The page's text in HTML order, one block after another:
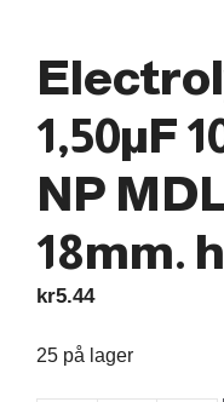
1,50µF
NP
18mm.
kr5.44
25 på lager